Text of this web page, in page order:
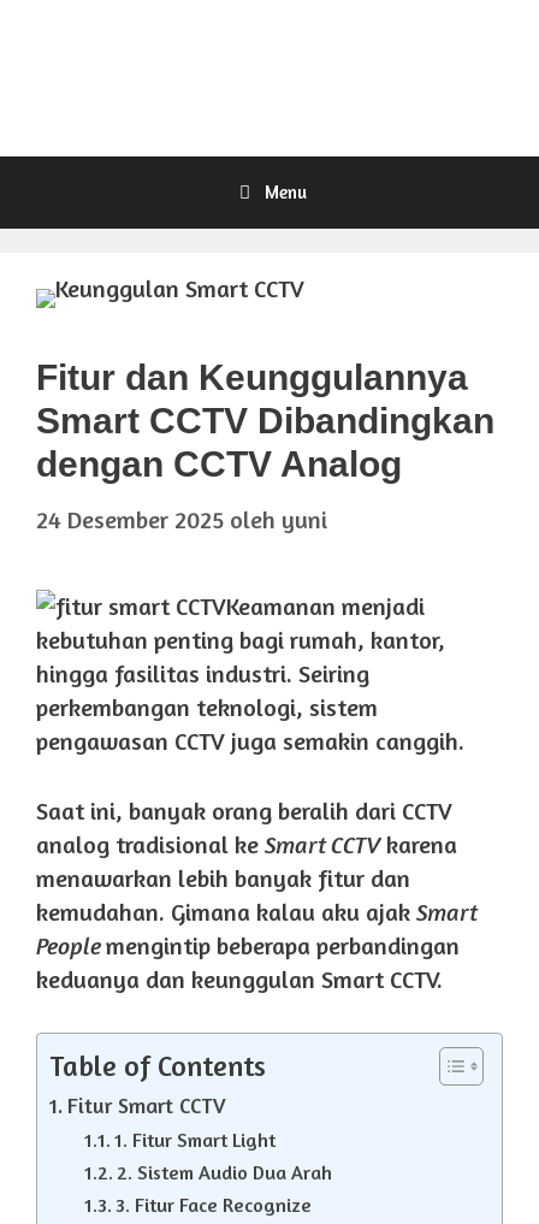
Menu
Fitur dan Keunggulannya
Smart CCTV Dibandingkan
dengan CCTV Analog
24 Desember 2025 oleh yuni
Keamanan menjadi
kebutuhan penting bagi rumah, kantor,
hingga fasilitas industri. Seiring
perkembangan teknologi, sistem
pengawasan CCTV juga semakin canggih.
Saat ini, banyak orang beralih dari CCTV
analog tradisional ke Smart CCTVkarena
menawarkan lebih banyak fitur dan
kemudahan. Gimana kalau aku ajak Smart
Peoplemengintip beberapa perbandingan
keduanya dan keunggulan Smart CCTV.
Table of Contents
Fitur Smart CCTV
1. Fitur Smart Light
2. Sistem Audio Dua Arah
3. Fitur Face Recognize